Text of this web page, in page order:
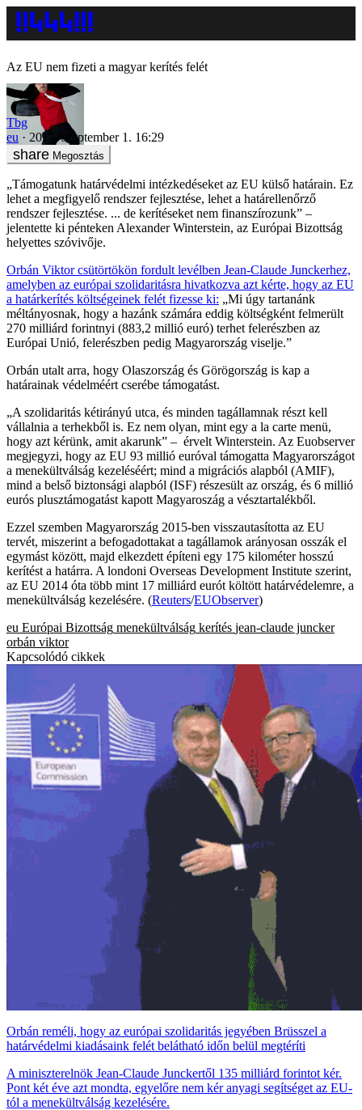
Az EU nem fizeti a magyar kerítés felét
Tbg
eu
2017. szeptember 1. 16:29
Megosztás
„Támogatunk határvédelmi intézkedéseket az EU külső határain. Ez
lehet a megfigyelő rendszer fejlesztése, lehet a határellenőrző
rendszer fejlesztése. ... de kerítéseket nem finanszírozunk” –
jelentette ki pénteken Alexander Winterstein, az Európai Bizottság
helyettes szóvivője.
Orbán Viktor csütörtökön fordult levélben Jean-Claude Junckerhez,
amelyben az európai szolidaritásra hivatkozva azt kérte, hogy az EU
a határkerítés költségeinek felét fizesse ki: „Mi úgy tartanánk
méltányosnak, hogy a hazánk számára eddig költségként felmerült
270 milliárd forintnyi (883,2 millió euró) terhet felerészben az
Európai Unió, felerészben pedig Magyarország viselje.”
Orbán utalt arra, hogy Olaszország és Görögország is kap a
határainak védelméért cserébe támogatást.
„A szolidaritás kétirányú utca, és minden tagállamnak részt kell
vállalnia a terhekből is. Ez nem olyan, mint egy a la carte menü,
hogy azt kérünk, amit akarunk” – érvelt Winterstein. Az Euobserver
megjegyzi, hogy az EU 93 millió euróval támogatta Magyarországot
a menekültválság kezeléséért; mind a migrációs alapból (AMIF),
mind a belső biztonsági alapból (ISF) részesült az ország, és 6 millió
eurós plusztámogatást kapott Magyaroszág a vésztartalékből.
Ezzel szemben Magyarország 2015-ben visszautasította az EU
tervét, miszerint a befogadottakat a tagállamok arányosan osszák el
egymást között, majd elkezdett építeni egy 175 kilométer hosszú
kerítést a határra. A londoni Overseas Development Institute szerint,
az EU 2014 óta több mint 17 milliárd eurót költött határvédelemre, a
menekültválság kezelésére. (Reuters/EUObserver)
eu Európai Bizottság menekültválság kerítés jean-claude juncker
orbán viktor
Kapcsolódó cikkek
Orbán reméli, hogy az európai szolidaritás jegyében Brüsszel a
határvédelmi kiadásaink felét belátható időn belül megtéríti
A miniszterelnök Jean-Claude Junckertől 135 milliárd forintot kér.
Pont két éve azt mondta, egyelőre nem kér anyagi segítséget az EU-
tól a menekültválság kezelésére.